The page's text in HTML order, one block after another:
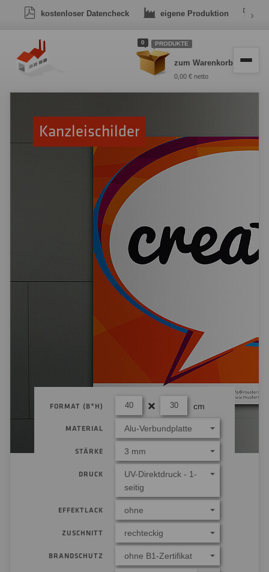
kostenloser Datencheck eigene Produktion ›
0 PRODUKTE
zum Warenkorb
0,00 € netto
Kanzleischilder
FORMAT (B*H) cm
MATERIAL Alu-Verbundplatte
STÄRKE 3 mm
DRUCK
UV-Direktdruck - 1-
seitig
EFFEKTLACK ohne
ZUSCHNITT rechteckig
BRANDSCHUTZ ohne B1-Zertifikat